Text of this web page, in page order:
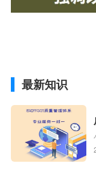
最新知识